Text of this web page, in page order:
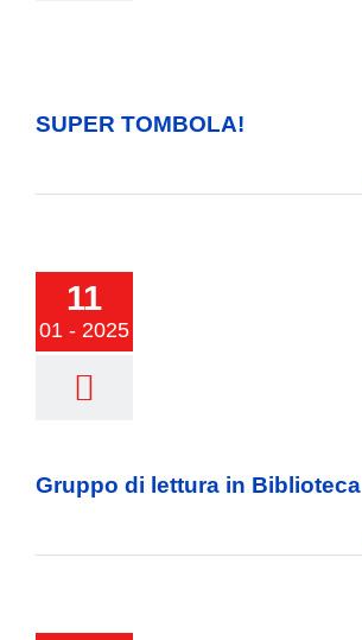
SUPER TOMBOLA!
11
01 - 2025
di lettura in
Gruppo di lettura in Biblioteca